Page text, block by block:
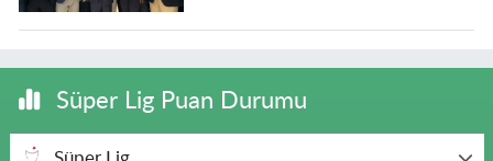
Süper Lig Puan Durumu